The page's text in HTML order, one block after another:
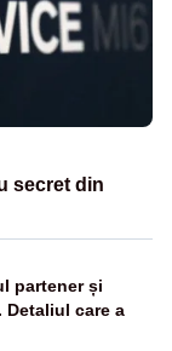
secret din
partener și
care a